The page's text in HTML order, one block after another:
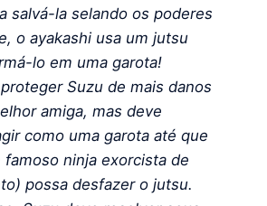
salvá-la selando os poderes
o ayakashi usa um jutsu
lo em uma garota!
Suzu de mais danos
amiga, mas deve
como uma garota até que
famoso ninja exorcista de
possa desfazer o jutsu.